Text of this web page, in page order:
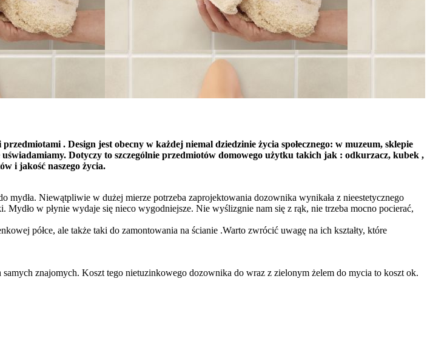
. Design jest obecny w każdej niemal dziedzinie życia społecznego: w muzeum, sklepie
Dotyczy to szczególnie przedmiotów domowego użytku takich jak : odkurzacz, kubek ,
i jakość naszego życia.
Niewątpliwie w dużej mierze potrzeba zaprojektowania dozownika wynikała z nieestetycznego
w płynie wydaje się nieco wygodniejsze. Nie wyślizgnie nam się z rąk, nie trzeba mocno pocierać,
półce, ale także taki do zamontowania na ścianie .Warto zwrócić uwagę na ich kształty, które
znajomych. Koszt tego nietuzinkowego dozownika do wraz z zielonym żelem do mycia to koszt ok.